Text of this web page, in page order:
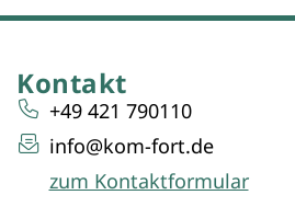
Kontakt
+49 421 790110
info@kom-fort.de
zum Kontaktformular